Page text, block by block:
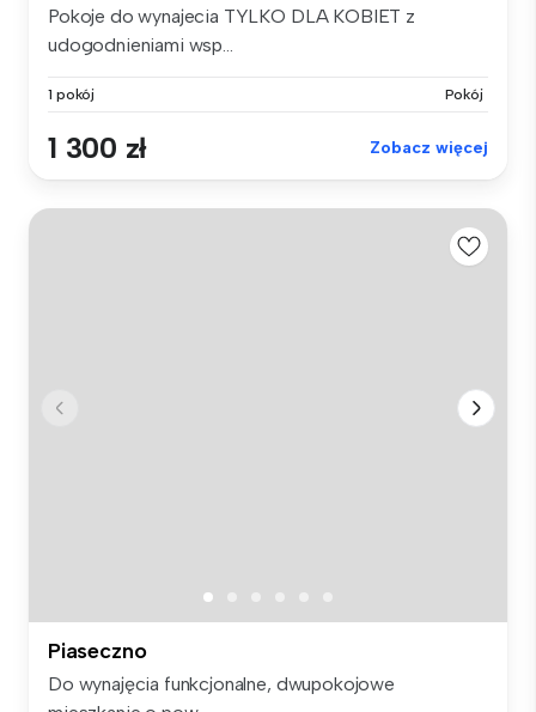
Pokoje do wynajecia TYLKO DLA KOBIET z
udogodnieniami wsp...
1 pokój Pokój
1 300 zł Zobacz więcej
Piaseczno
Do wynajęcia funkcjonalne, dwupokojowe